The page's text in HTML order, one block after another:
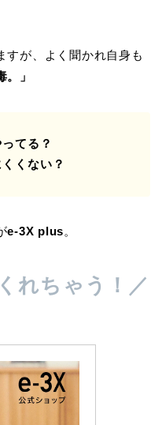
すが、よく聞かれ自身も
。」
てる？
くない？
e-3X plus。
れちゃう！／